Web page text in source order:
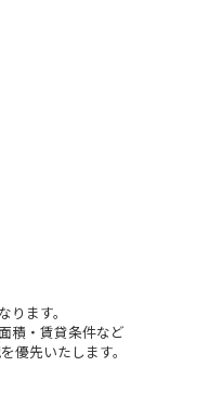
ます。
積・賃貸条件など
先いたします。